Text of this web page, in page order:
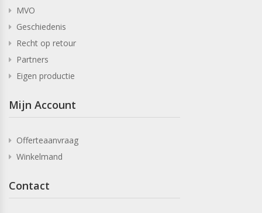
MVO
Geschiedenis
Recht op retour
Partners
Eigen productie
Mijn Account
Offerteaanvraag
Winkelmand
Contact